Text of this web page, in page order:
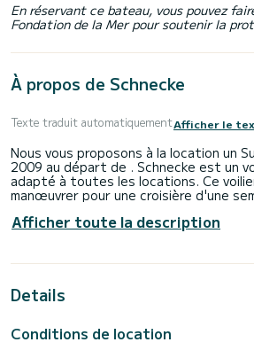
En réservant ce bateau, vous pouvez
Fondation de la Mer pour soutenir la
À propos de Schnecke
Texte traduit automatiquementAfficher le
Nous vous proposons à la location un
2009 au départ de . Schnecke est un
adapté à toutes les locations. Ce
manœuvrer pour une croisière d'une
Le bateau dispose de 2 cabines
d'une capacité de 6 personnes. D'une
vacances exceptionnelles sur l'eau
Pour votre confort, Schnecke dispose
Ce bateau est équipé d'une Grand-
Afficher toute la description
Details
Conditions de location